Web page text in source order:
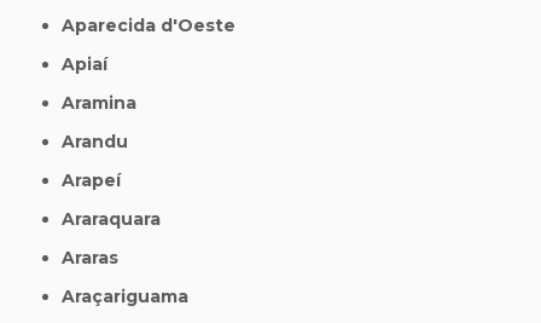
Aparecida d'Oeste
Apiaí
Aramina
Arandu
Arapeí
Araraquara
Araras
Araçariguama